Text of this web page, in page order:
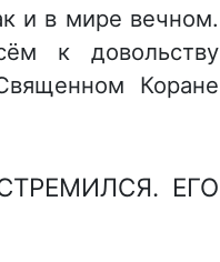
и в мире вечном.
к довольству
Коране
ЕГО